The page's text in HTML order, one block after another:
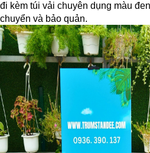
đi kèm túi vải chuyên dụng màu
chuyển và bảo quản.